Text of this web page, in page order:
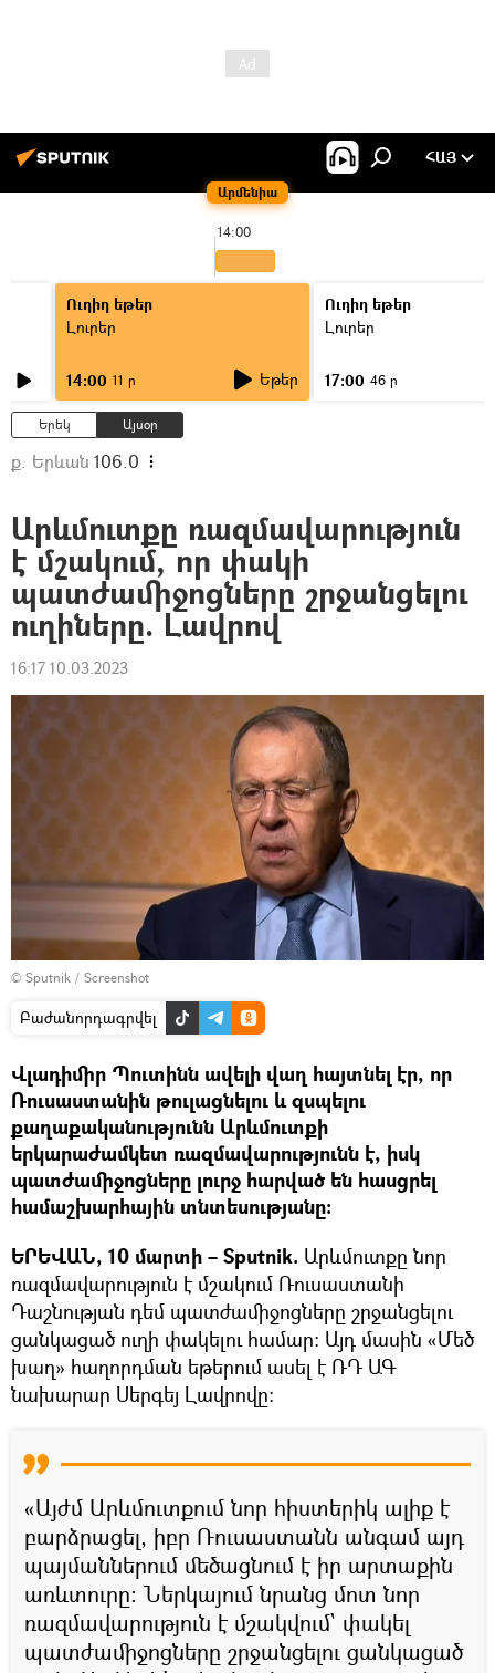
Արմենիա
ՀԱՅ
14:00
Ուղիղ եթեր
Լուրեր
14:00 11 ր Եթեր
Ուղիղ եթեր
Լուրեր
17:00 46 ր
Երեկ Այսօր
ք. Երևան 106.0
Արևմուտքը ռազմավարություն
է մշակում, որ փակի
պատժամիջոցները շրջանցելու
ուղիները. Լավրով
16:17 10.03.2023
© Sputnik / Screenshot
Բաժանորդագրվել
Վլադիմիր Պուտինն ավելի վաղ հայտնել էր, որ
Ռուսաստանին թուլացնելու և զսպելու
քաղաքականությունն Արևմուտքի
երկարաժամկետ ռազմավարությունն է, իսկ
պատժամիջոցները լուրջ հարված են հասցրել
համաշխարհային տնտեսությանը։
ԵՐԵՎԱՆ, 10 մարտի – Sputnik. Արևմուտքը նոր
ռազմավարություն է մշակում Ռուսաստանի
Դաշնության դեմ պատժամիջոցները շրջանցելու
ցանկացած ուղի փակելու համար։ Այդ մասին «Մեծ
խաղ» հաղորդման եթերում ասել է ՌԴ ԱԳ
նախարար Սերգեյ Լավրովը։
«Այժմ Արևմուտքում նոր հիստերիկ ալիք է
բարձրացել, իբր Ռուսաստանն անգամ այդ
պայմաններում մեծացնում է իր արտաքին
առևտուրը։ Ներկայում նրանց մոտ նոր
ռազմավարություն է մշակվում` փակել
պատժամիջոցները շրջանցելու ցանկացած